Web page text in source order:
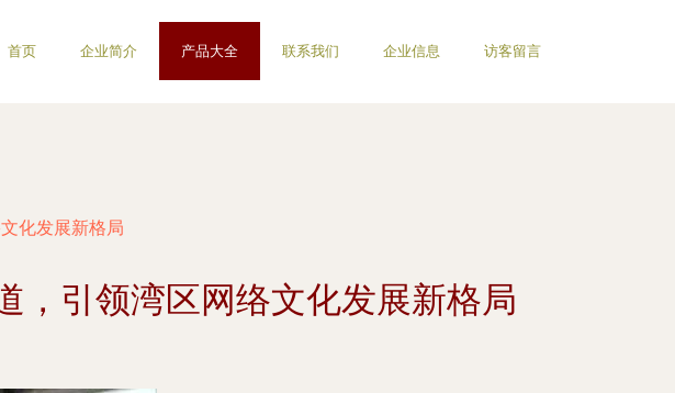
首页 企业简介 产品大全 联系我们 企业信息 访客留言
化发展新格局
，引领湾区网络文化发展新格局